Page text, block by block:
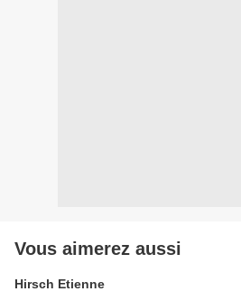
Vous aimerez aussi
Hirsch Etienne